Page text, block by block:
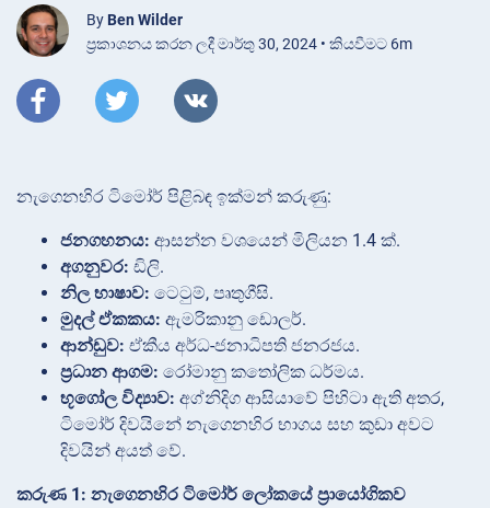
By Ben Wilder
ප්‍රකාශනය කරන ලදී මාර්තු 30, 2024 • කියවීමට 6m
නැගෙනහිර ටිමෝර් පිළිබඳ ඉක්මන් කරුණු:
ජනගහනය: ආසන්න වශයෙන් මිලියන 1.4 ක්.
අගනුවර: ඩිලි.
නිල භාෂාව: ටෙටුම්, පෘතුගීසි.
මුදල් ඒකකය: ඇමරිකානු ඩොලර්.
ආන්ඩුව: ඒකීය අර්ධ-ජනාධිපති ජනරජය.
ප්‍රධාන ආගම: රෝමානු කතෝලික ධර්මය.
භූගෝල විද්‍යාව: අග්නිදිග ආසියාවේ පිහිටා ඇති අතර,
ටිමෝර් දිවයිනේ නැගෙනහිර භාගය සහ කුඩා අවට
දිවයින් අයත් වේ.
කරුණ 1: නැගෙනහිර ටිමෝර් ලෝකයේ ප්‍රායෝගිකව